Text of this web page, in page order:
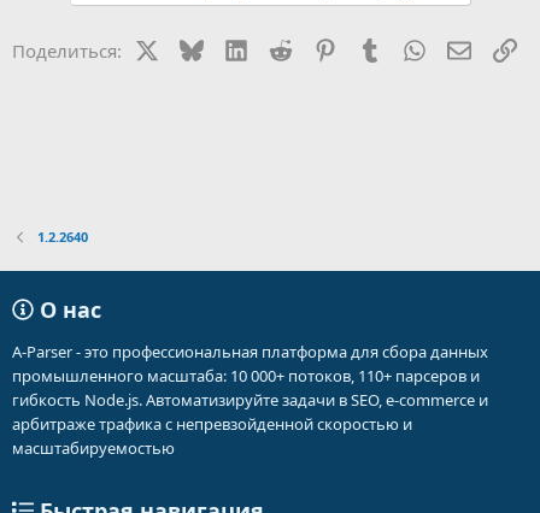
Поделиться: BlueskyLinkedIn
Reddit PinterestTumblr WhatsApp
1.2.2640
О нас
A-Parser - это профессиональная платформа для сбора данных
промышленного масштаба: 10 000+ потоков, 110+ парсеров и
гибкость Node.js. Автоматизируйте задачи в SEO, e-commerce и
арбитраже трафика с непревзойденной скоростью и
масштабируемостью